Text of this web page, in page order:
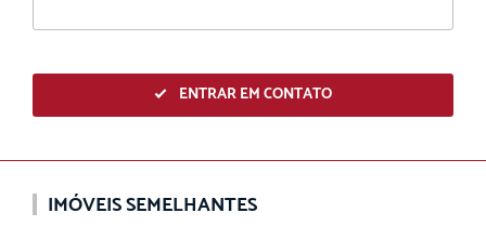
ENTRAR EM CONTATO
IMÓVEIS SEMELHANTES